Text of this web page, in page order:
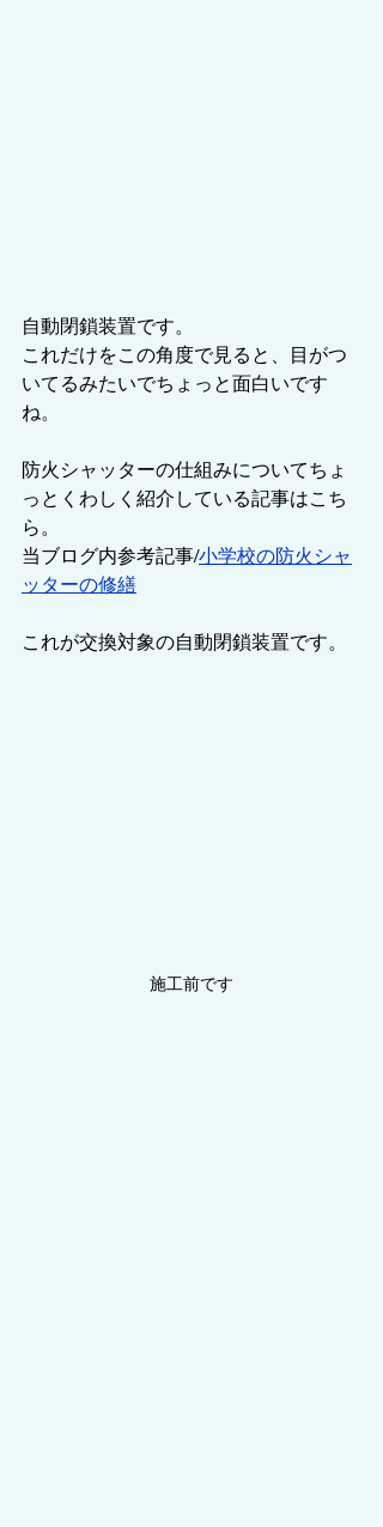
自動閉鎖装置です。
これだけをこの角度で見ると、目がつ
いてるみたいでちょっと面白いです
ね。
防火シャッターの仕組みについてちょ
っとくわしく紹介している記事はこち
ら。
当ブログ内参考記事/小学校の防火シャ
ッターの修繕
これが交換対象の自動閉鎖装置です。
施工前です